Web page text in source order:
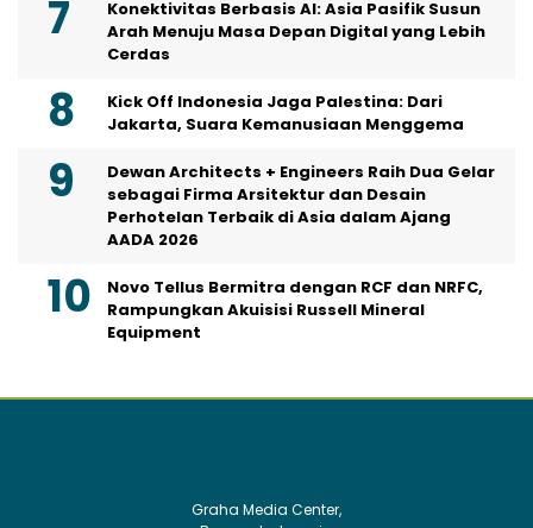
Konektivitas Berbasis AI: Asia Pasifik Susun
Arah Menuju Masa Depan Digital yang Lebih
Cerdas
Kick Off Indonesia Jaga Palestina: Dari
Jakarta, Suara Kemanusiaan Menggema
Dewan Architects + Engineers Raih Dua Gelar
sebagai Firma Arsitektur dan Desain
Perhotelan Terbaik di Asia dalam Ajang
AADA 2026
Novo Tellus Bermitra dengan RCF dan NRFC,
Rampungkan Akuisisi Russell Mineral
Equipment
Graha Media Center,